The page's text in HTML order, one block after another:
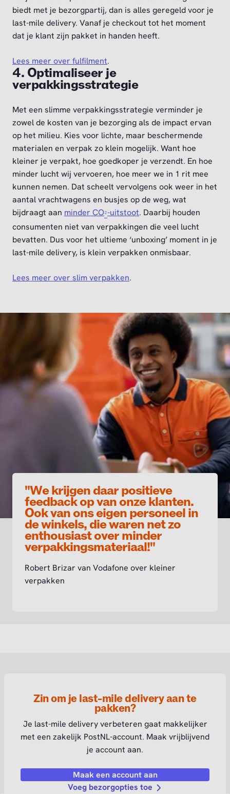
biedt met je bezorgpartij, dan is alles geregeld voor je
last-mile delivery. Vanaf je checkout tot het moment
dat je klant zijn pakket in handen heeft.
Lees meer over fulfilment.
4. Optimaliseer je
verpakkingsstrategie
Met een slimme verpakkingsstrategie verminder je
zowel de kosten van je bezorging als de impact ervan
op het milieu. Kies voor lichte, maar beschermende
materialen en verpak zo klein mogelijk. Want hoe
kleiner je verpakt, hoe goedkoper je verzendt. En hoe
minder lucht wij vervoeren, hoe meer we in 1 rit mee
kunnen nemen. Dat scheelt vervolgens ook weer in het
aantal vrachtwagens en busjes op de weg, wat
bijdraagt aan minder CO²-uitstoot. Daarbij houden
consumenten niet van verpakkingen die veel lucht
bevatten. Dus voor het ultieme ‘unboxing’ moment in je
last-mile delivery, is klein verpakken onmisbaar.
Lees meer over slim verpakken.
"We krijgen daar positieve
feedback op van onze klanten.
Ook van ons eigen personeel in
de winkels, die waren net zo
enthousiast over minder
verpakkingsmateriaal!"
Robert Brizar van Vodafone over kleiner
verpakken
Zin om je last-mile delivery aan te
pakken?
Je last-mile delivery verbeteren gaat makkelijker
met een zakelijk PostNL-account. Maak vrijblijvend
je account aan.
Maak een account aan
Voeg bezorgopties toe